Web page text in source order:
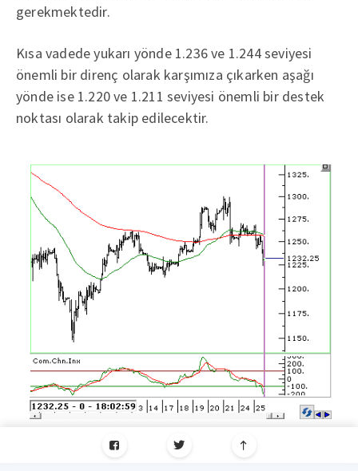
gerekmektedir.
Kısa vadede yukarı yönde 1.236 ve 1.244 seviyesi
önemli bir direnç olarak karşımıza çıkarken aşağı
yönde ise 1.220 ve 1.211 seviyesi önemli bir destek
noktası olarak takip edilecektir.